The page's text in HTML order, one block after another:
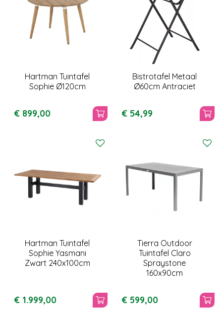
Hartman Tuintafel
Sophie Ø120cm
€ 899,00
Bistrotafel Metaal
Ø60cm Antraciet
€ 54,99
Hartman Tuintafel
Sophie Yasmani
Zwart 240x100cm
€ 1.999,00
Tierra Outdoor
Tuintafel Claro
Spraystone
160x90cm
€ 599,00